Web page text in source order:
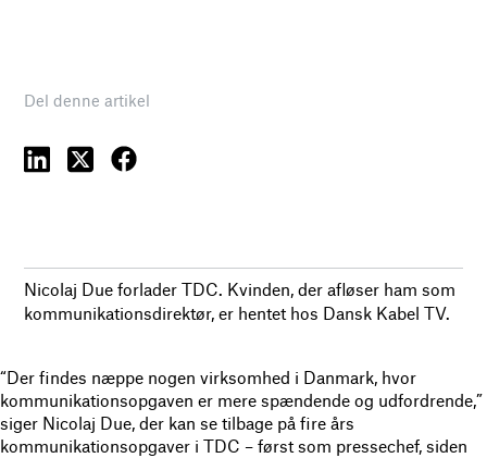
Del denne artikel
Nicolaj Due forlader TDC. Kvinden, der afløser ham som
kommunikationsdirektør, er hentet hos Dansk Kabel TV.
“Der findes næppe nogen virksomhed i Danmark, hvor
kommunikationsopgaven er mere spændende og udfordrende,”
siger Nicolaj Due, der kan se tilbage på fire års
kommunikationsopgaver i TDC – først som pressechef, siden